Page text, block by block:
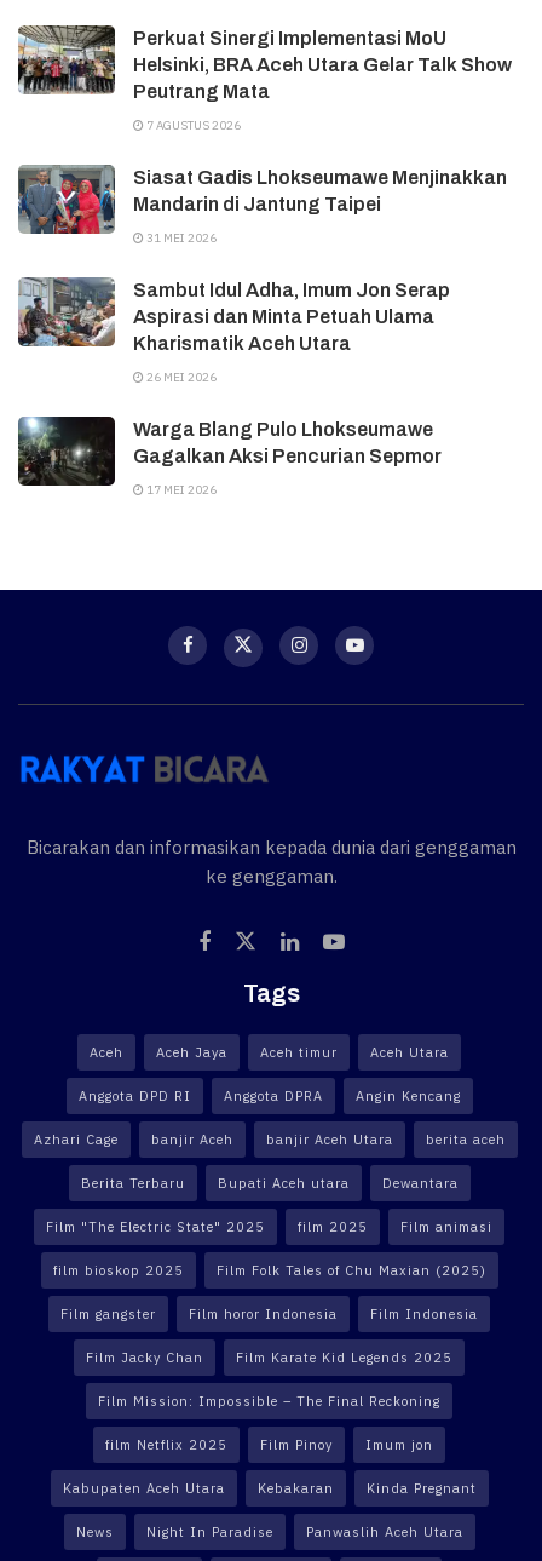
Perkuat Sinergi Implementasi MoU
Helsinki, BRA Aceh Utara Gelar Talk Show
Peutrang Mata
7 AGUSTUS 2026
Siasat Gadis Lhokseumawe Menjinakkan
Mandarin di Jantung Taipei
31 MEI 2026
Sambut Idul Adha, Imum Jon Serap
Aspirasi dan Minta Petuah Ulama
Kharismatik Aceh Utara
26 MEI 2026
Warga Blang Pulo Lhokseumawe
Gagalkan Aksi Pencurian Sepmor
17 MEI 2026
Bicarakan dan informasikan kepada dunia dari genggaman
ke genggaman.
Tags
Aceh Aceh Jaya Aceh timur Aceh Utara
Anggota DPD RI Anggota DPRA Angin Kencang
Azhari Cage banjir Aceh banjir Aceh Utara berita aceh
Berita Terbaru Bupati Aceh utara Dewantara
Film "The Electric State" 2025 film 2025 Film animasi
film bioskop 2025 Film Folk Tales of Chu Maxian (2025)
Film gangster Film horor Indonesia Film Indonesia
Film Jacky Chan Film Karate Kid Legends 2025
Film Mission: Impossible – The Final Reckoning
film Netflix 2025 Film Pinoy Imum jon
Kabupaten Aceh Utara Kebakaran Kinda Pregnant
News Night In Paradise Panwaslih Aceh Utara